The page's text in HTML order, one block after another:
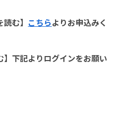
む】 こちらよりお申込みく
】下記よりログインをお願い